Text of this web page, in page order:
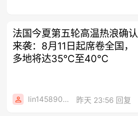
法国今夏第五轮高温热浪确认
来袭：8月11日起席卷全国，
多地将达35℃至40℃
lin14589077 昨天 23:56 回复